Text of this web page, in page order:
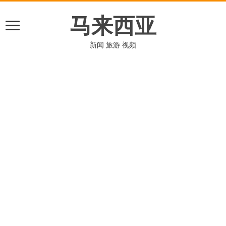
马来西亚
新闻 旅游 视频